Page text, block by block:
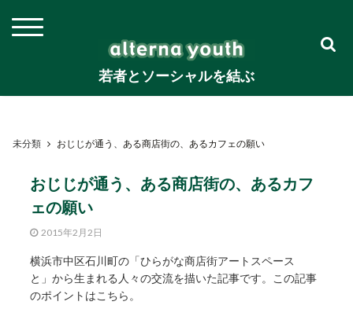
若者とソーシャルを結ぶ
未分類 おじじが通う、ある商店街の、あるカフェの願い
おじじが通う、ある商店街の、あるカフ
ェの願い
2015年2月2日
横浜市中区石川町の「ひらがな商店街アートスペース
と」から生まれる人々の交流を描いた記事です。この記事
のポイントはこちら。